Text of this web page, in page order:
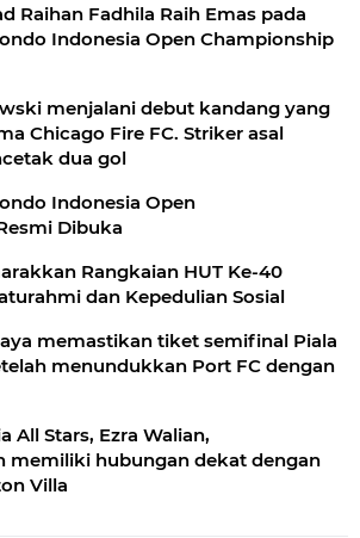
Raihan Fadhila Raih Emas pada
Indonesia Open Championship
menjalani debut kandang yang
Chicago Fire FC. Striker asal
dua gol
Indonesia Open
Dibuka
Rangkaian HUT Ke-40
dan Kepedulian Sosial
memastikan tiket semifinal Piala
menundukkan Port FC dengan
All Stars, Ezra Walian,
memiliki hubungan dekat dengan
Villa